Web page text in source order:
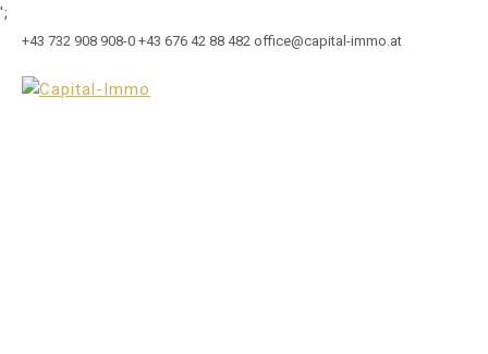
';
+43 732 908 908-0 +43 676 42 88 482 office@capital-immo.at